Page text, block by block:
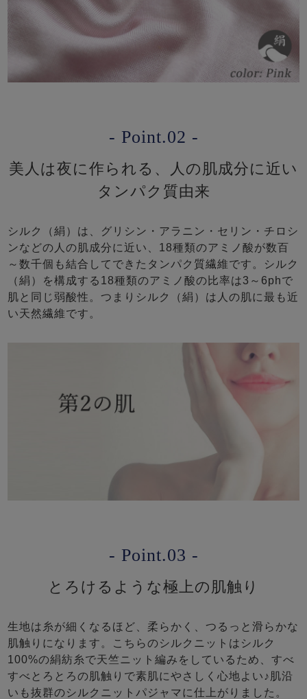
- Point.02 -
美人は夜に作られる、人の肌成分に近い
タンパク質由来
シルク（絹）は、グリシン・アラニン・セリン・チロシ
ンなどの人の肌成分に近い、18種類のアミノ酸が数百
～数千個も結合してできたタンパク質繊維です。シルク
（絹）を構成する18種類のアミノ酸の比率は3～6phで
肌と同じ弱酸性。つまりシルク（絹）は人の肌に最も近
い天然繊維です。
- Point.03 -
とろけるような極上の肌触り
生地は糸が細くなるほど、柔らかく、つるっと滑らかな
肌触りになります。こちらのシルクニットはシルク
100%の絹紡糸で天竺ニット編みをしているため、すべ
すべとろとろの肌触りで素肌にやさしく心地よい♪肌沿
いも抜群のシルクニットパジャマに仕上がりました。